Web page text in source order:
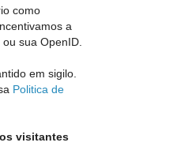
como
a
sua OpenID.
em sigilo.
Politica de
visitantes